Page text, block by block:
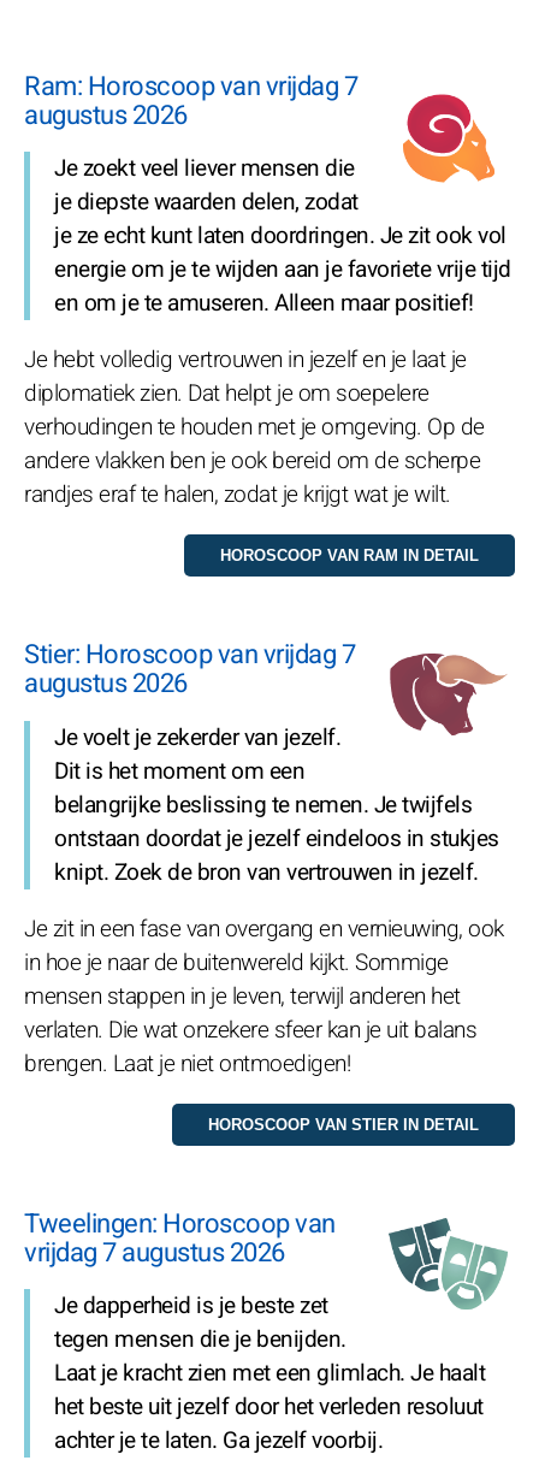
Ram: Horoscoop van vrijdag 7
augustus 2026
Je zoekt veel liever mensen die
je diepste waarden delen, zodat
je ze echt kunt laten doordringen. Je zit ook vol
energie om je te wijden aan je favoriete vrije tijd
en om je te amuseren. Alleen maar positief!
Je hebt volledig vertrouwen in jezelf en je laat je
diplomatiek zien. Dat helpt je om soepelere
verhoudingen te houden met je omgeving. Op de
andere vlakken ben je ook bereid om de scherpe
randjes eraf te halen, zodat je krijgt wat je wilt.
Stier: Horoscoop van vrijdag 7
augustus 2026
Je voelt je zekerder van jezelf.
Dit is het moment om een
belangrijke beslissing te nemen. Je twijfels
ontstaan doordat je jezelf eindeloos in stukjes
knipt. Zoek de bron van vertrouwen in jezelf.
Je zit in een fase van overgang en vernieuwing, ook
in hoe je naar de buitenwereld kijkt. Sommige
mensen stappen in je leven, terwijl anderen het
verlaten. Die wat onzekere sfeer kan je uit balans
brengen. Laat je niet ontmoedigen!
Tweelingen: Horoscoop van
vrijdag 7 augustus 2026
Je dapperheid is je beste zet
tegen mensen die je benijden.
Laat je kracht zien met een glimlach. Je haalt
het beste uit jezelf door het verleden resoluut
achter je te laten. Ga jezelf voorbij.